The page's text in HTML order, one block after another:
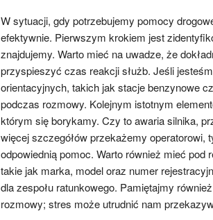
W sytuacji, gdy potrzebujemy pomocy
efektywnie. Pierwszym krokiem jest
znajdujemy. Warto mieć na uwadze, że
przyspieszyć czas reakcji służb. Jeśli
orientacyjnych, takich jak stacje benzynowe
podczas rozmowy. Kolejnym istotnym
którym się borykamy. Czy to awaria silnika,
więcej szczegółów przekażemy operatorowi,
odpowiednią pomoc. Warto również mieć pod
takie jak marka, model oraz numer
dla zespołu ratunkowego. Pamiętajmy
rozmowy; stres może utrudnić nam